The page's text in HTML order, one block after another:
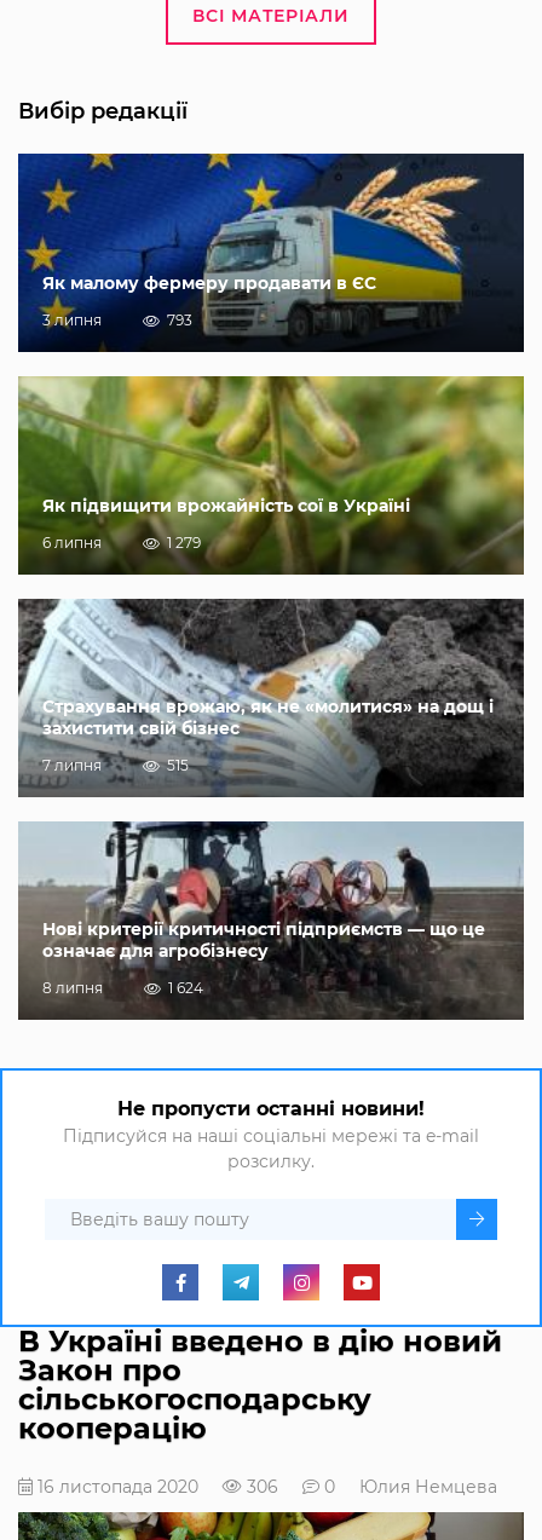
ВСІ МАТЕРІАЛИ
Вибір редакції
Як малому фермеру продавати в ЄС
3 липня 793
Як підвищити врожайність сої в Україні
6 липня 1 279
Страхування врожаю, як не «молитися» на дощ і
захистити свій бізнес
7 липня 515
Нові критерії критичності підприємств — що це
означає для агробізнесу
8 липня 1 624
Не пропусти останні новини!
Підписуйся на наші соціальні мережі та e-mail
розсилку.
В Україні введено в дію новий
Закон про
сільськогосподарську
кооперацію
16 листопада 2020 306 0 Юлия Немцева